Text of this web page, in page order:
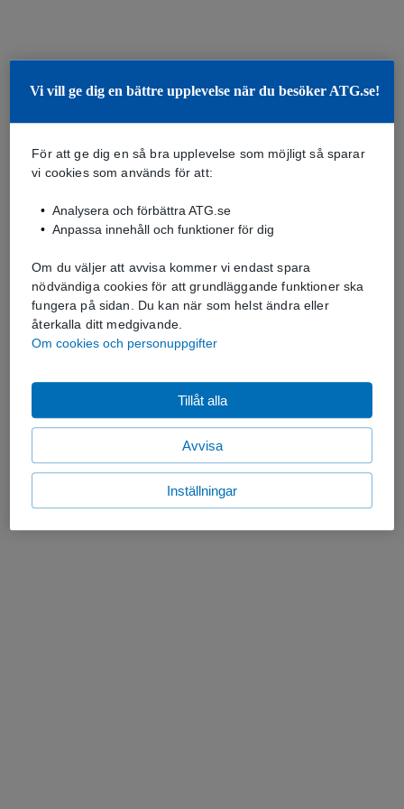
Vi vill ge dig en bättre upplevelse när du besöker ATG.se!
För att ge dig en så bra upplevelse som möjligt så sparar
vi cookies som används för att:
Analysera och förbättra ATG.se
Anpassa innehåll och funktioner för dig
Om du väljer att avvisa kommer vi endast spara
nödvändiga cookies för att grundläggande funktioner ska
fungera på sidan. Du kan när som helst ändra eller
återkalla ditt medgivande.
Om cookies och personuppgifter
Avvisa
Tillåt alla
Inställningar